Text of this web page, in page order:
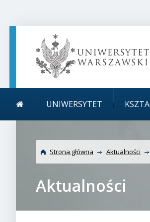
główne
UNIWERSYTET
Uniwersytet
Strona główna Aktualności
Aktualności